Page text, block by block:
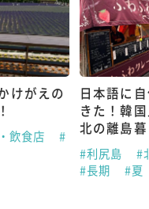
けがえの
飲食店
#
日本語に
きた！韓
北の離島
#利尻島
#
#長期
#夏